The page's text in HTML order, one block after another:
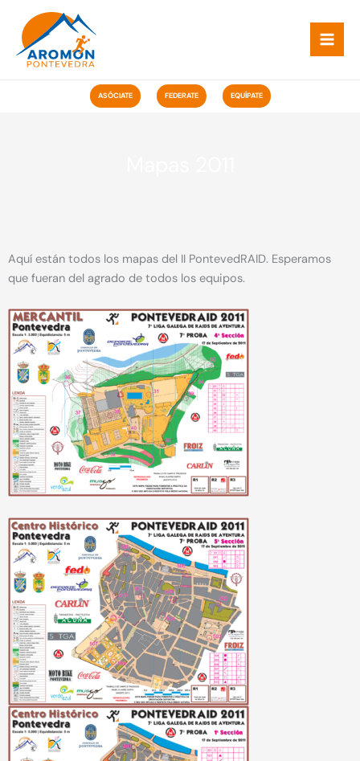
contido
ASÓCIATE FEDERATE EQUÍPATE
Aquí están todos los mapas del II PontevedRAID. Esperamos
que fueran del agrado de todos los equipos.